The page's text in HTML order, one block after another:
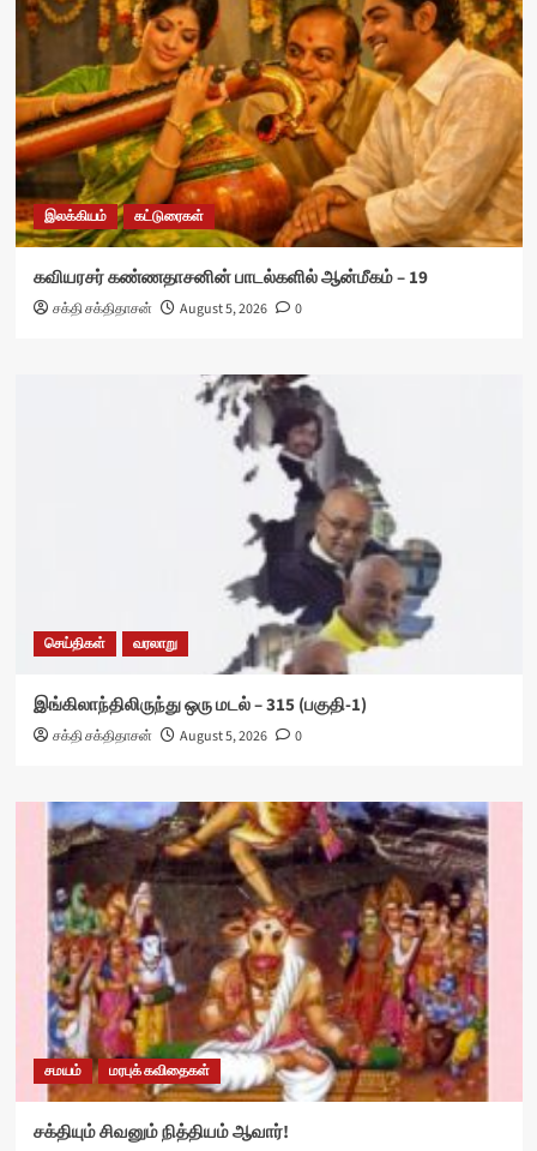
இலக்கியம் கட்டுரைகள்
கவியரசர் கண்ணதாசனின் பாடல்களில் ஆன்மீகம் – 19
சக்தி சக்திதாசன் August 5, 2026 0
செய்திகள் வரலாறு
இங்கிலாந்திலிருந்து ஒரு மடல் – 315 (பகுதி-1)
சக்தி சக்திதாசன் August 5, 2026 0
சமயம் மரபுக் கவிதைகள்
சக்தியும் சிவனும் நித்தியம் ஆவார்!